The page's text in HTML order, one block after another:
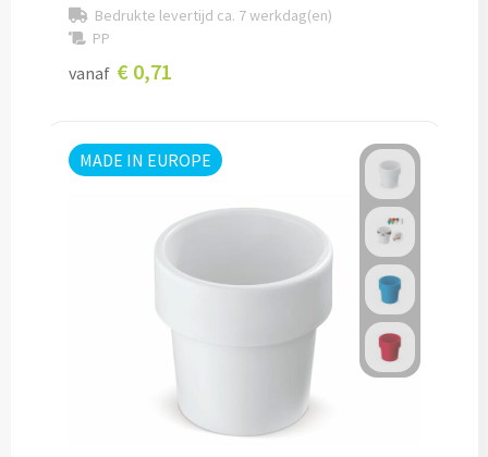
Documentmappen bedrukken
Memo's
Kubusblokken bedrukken
Bedrukte levertijd ca. 7 werkdag(en)
PP
vanaf € 0,71
MADE IN EUROPE